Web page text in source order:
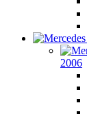
2006